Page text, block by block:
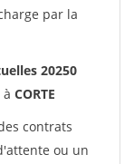
par la
20250
CORTE
contrats
ou un